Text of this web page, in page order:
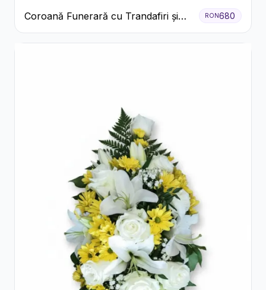
Coroană Funerară cu Trandafiri și
Crini
RON680